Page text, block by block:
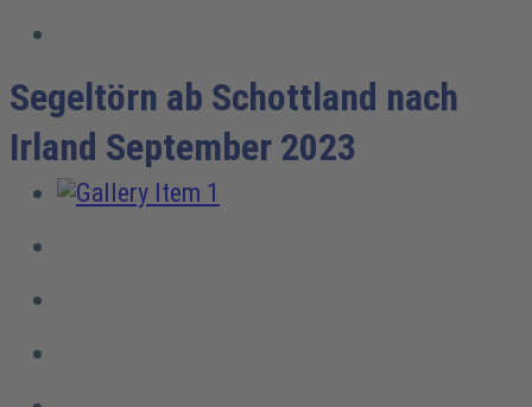
Segeltörn ab Schottland nach
Irland September 2023